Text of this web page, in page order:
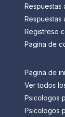
Respuestas
Respuestas
Registrese
Pagina de
Pagina de
Ver todos
Psicologos
Psicologos